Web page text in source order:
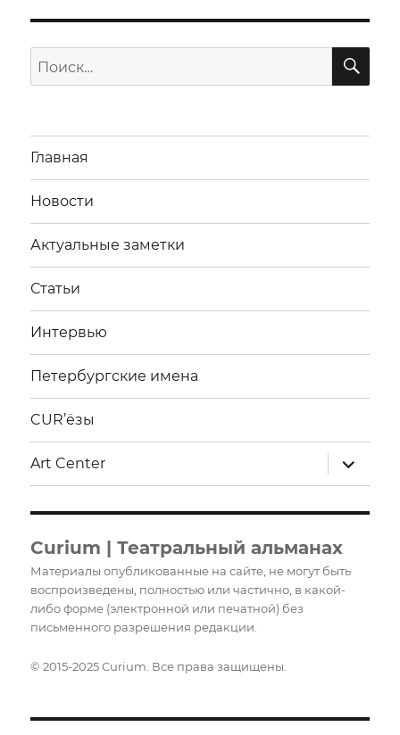
Искать:
Главная
Новости
Актуальные заметки
Статьи
Интервью
Петербургские имена
CUR’ёзы
Art Center
меню
Curium | Театральный альманах
Материалы опубликованные на сайте, не могут быть
воспроизведены, полностью или частично, в какой-
либо форме (электронной или печатной) без
письменного разрешения редакции.
© 2015-2025 Curium. Все права защищены.